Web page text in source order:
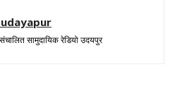
सामुदायिक रेडियो उदयपुर